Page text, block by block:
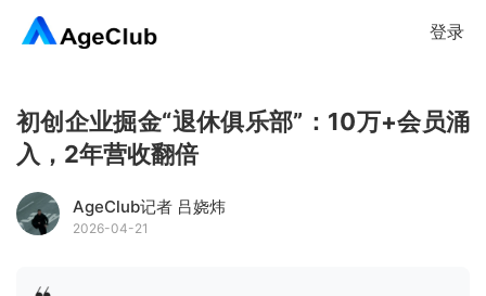
登录
初创企业掘金“退休俱乐部”：10万+会员涌
入，2年营收翻倍
AgeClub记者 吕娆炜
2026-04-21